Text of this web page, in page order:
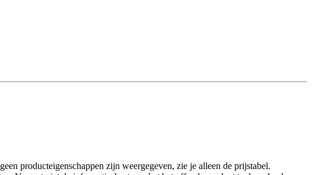
producteigenschappen zijn weergegeven, zie je alleen de prijstabel.